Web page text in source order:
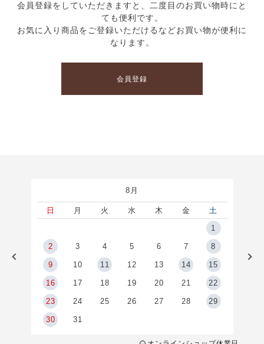
会員登録をしていただきますと、二度目のお買い物時にと
ても便利です。
お気に入り商品をご登録いただけるなどお買い物が便利に
なります。
会員登録
8月
日 月 火 水 木 金
土
1
2 3 4 5 6 7 8
9 10 11 12 13 14 15
16 17 18 19 20 21 22
23 24 25 26 27 28 29
30 31